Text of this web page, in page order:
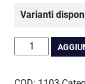
Varianti
Cake
Gres